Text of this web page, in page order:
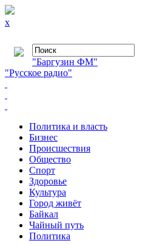
x
"Баргузин ФМ"
"Русское радио"
Политика и власть
Бизнес
Происшествия
Общество
Cпорт
Здоровье
Культура
Город живёт
Байкал
Чайный путь
Политика